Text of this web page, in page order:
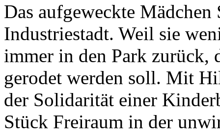
Das aufgeweckte
Industriestadt. Weil sie
immer in den Park zurück,
gerodet werden soll. Mit
der Solidarität einer
Stück Freiraum in der